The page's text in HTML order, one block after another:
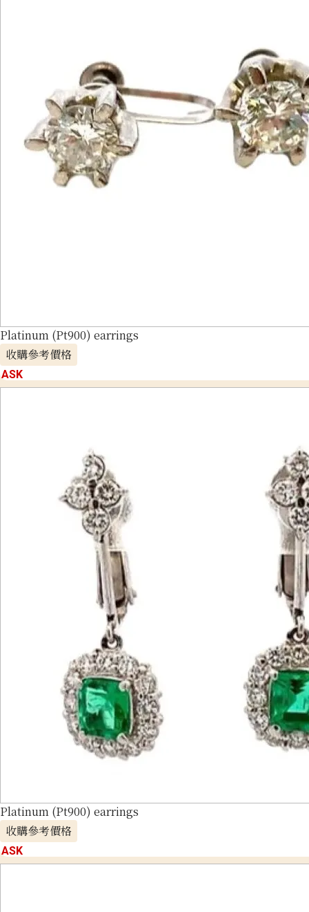
Platinum (Pt900) earrings
收購參考價格
ASK
Platinum (Pt900) earrings
收購參考價格
ASK